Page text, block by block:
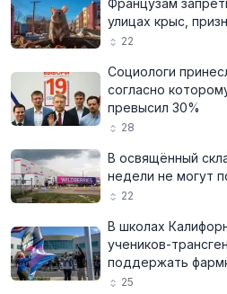
Французам
улицах крыс,
22
Социологи
согласно
превысил 30%
28
В освящённый
недели не могут
22
В школах
учеников-
поддержать
25